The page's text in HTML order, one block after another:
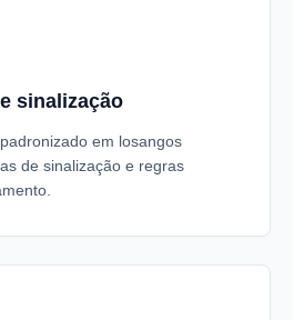
sinalização
em losangos
de sinalização e regras